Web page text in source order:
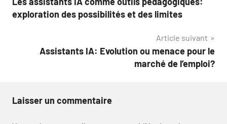
de
exploration des possibilités et des limites
Article suivant
Assistants IA: Evolution ou menace pour le
marché de l’emploi?
Laisser un commentaire